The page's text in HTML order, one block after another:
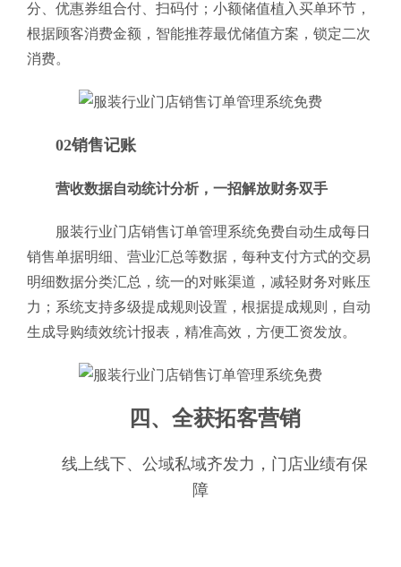
分、优惠券组合付、扫码付；小额储值植入买单环节，
根据顾客消费金额，智能推荐最优储值方案，锁定二次
消费。
02销售记账
营收数据自动统计分析，一招解放财务双手
服装行业门店销售订单管理系统免费自动生成每日
销售单据明细、营业汇总等数据，每种支付方式的交易
明细数据分类汇总，统一的对账渠道，减轻财务对账压
力；系统支持多级提成规则设置，根据提成规则，自动
生成导购绩效统计报表，精准高效，方便工资发放。
四、全获拓客营销
线上线下、公域私域齐发力，门店业绩有保
障